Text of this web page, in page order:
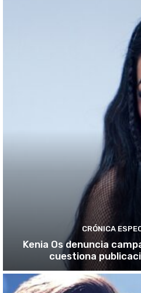
CRÓNICA
Kenia Os denuncia
cuestiona